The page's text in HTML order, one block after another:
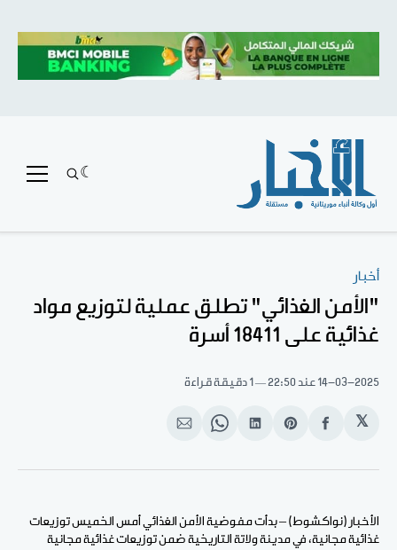
أخبار
"الأمن الغذائي" تطلق عملية لتوزيع مواد
غذائية على 18411 أسرة
14-03-2025 عند 22:50 1 دقيقة قراءة
𝕏
انشر
الفيسبوك
Share
Pinterest
انشر
لينكد
Share
WhatsApp
انشر
الإيميل
الأخبار (نواكشوط) – بدأت مفوضية الأمن الغذائي أمس الخميس توزيعات
غذائية مجانية، في مدينة ولاتة التاريخية ضمن توزيعات غذائية مجانية